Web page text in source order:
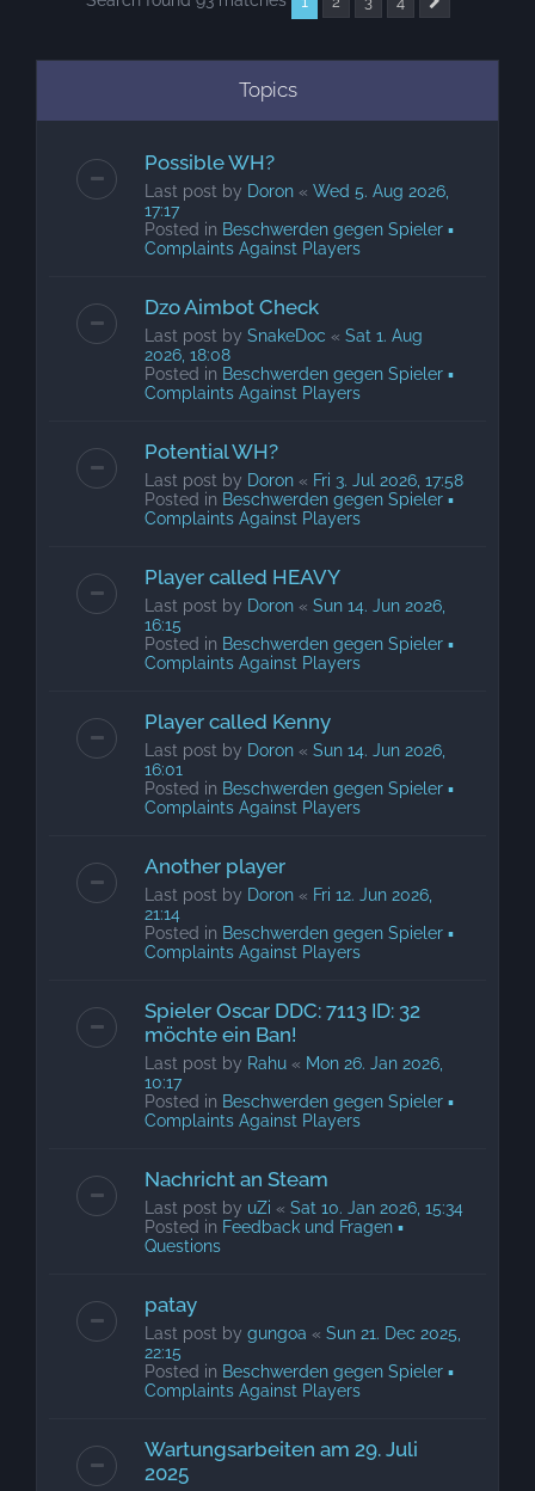
Topics
Possible WH?
Last post by Doron « Wed 5. Aug 2026,
17:17
Posted in Beschwerden gegen Spieler ▪
Complaints Against Players
Dzo Aimbot Check
Last post by SnakeDoc « Sat 1. Aug
2026, 18:08
Posted in Beschwerden gegen Spieler ▪
Complaints Against Players
Potential WH?
Last post by Doron « Fri 3. Jul 2026, 17:58
Posted in Beschwerden gegen Spieler ▪
Complaints Against Players
Player called HEAVY
Last post by Doron « Sun 14. Jun 2026,
16:15
Posted in Beschwerden gegen Spieler ▪
Complaints Against Players
Player called Kenny
Last post by Doron « Sun 14. Jun 2026,
16:01
Posted in Beschwerden gegen Spieler ▪
Complaints Against Players
Another player
Last post by Doron « Fri 12. Jun 2026,
21:14
Posted in Beschwerden gegen Spieler ▪
Complaints Against Players
Spieler Oscar DDC: 7113 ID: 32
möchte ein Ban!
Last post by Rahu « Mon 26. Jan 2026,
10:17
Posted in Beschwerden gegen Spieler ▪
Complaints Against Players
Nachricht an Steam
Last post by uZi « Sat 10. Jan 2026, 15:34
Posted in Feedback und Fragen ▪
Questions
patay
Last post by gungoa « Sun 21. Dec 2025,
22:15
Posted in Beschwerden gegen Spieler ▪
Complaints Against Players
Wartungsarbeiten am 29. Juli
2025